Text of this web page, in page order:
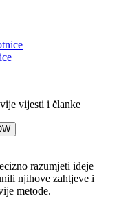
vijesti i članke
razumjeti ideje
njihove zahtjeve i
metode.